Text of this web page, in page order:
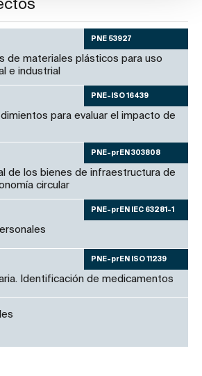
PNE 53927
de materiales plásticos para uso
e industrial
PNE-ISO 16439
para evaluar el impacto de
PNE-prEN 303808
de los bienes de infraestructura de
circular
PNE-prEN IEC 63281-1
PNE-prEN ISO 11239
Identificación de medicamentos